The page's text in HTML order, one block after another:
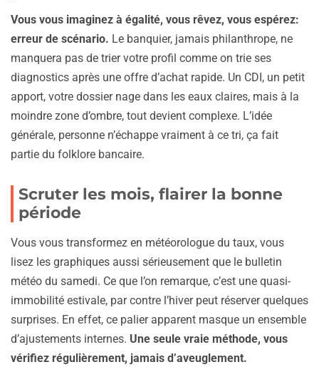
Vous vous imaginez à égalité, vous rêvez, vous espérez:
erreur de scénario. Le banquier, jamais philanthrope, ne
manquera pas de trier votre profil comme on trie ses
diagnostics après une offre d’achat rapide. Un CDI, un petit
apport, votre dossier nage dans les eaux claires, mais à la
moindre zone d’ombre, tout devient complexe. L’idée
générale, personne n’échappe vraiment à ce tri, ça fait
partie du folklore bancaire.
Scruter les mois, flairer la bonne
période
Vous vous transformez en météorologue du taux, vous
lisez les graphiques aussi sérieusement que le bulletin
météo du samedi. Ce que l’on remarque, c’est une quasi-
immobilité estivale, par contre l’hiver peut réserver quelques
surprises. En effet, ce palier apparent masque un ensemble
d’ajustements internes. Une seule vraie méthode, vous
vérifiez régulièrement, jamais d’aveuglement.